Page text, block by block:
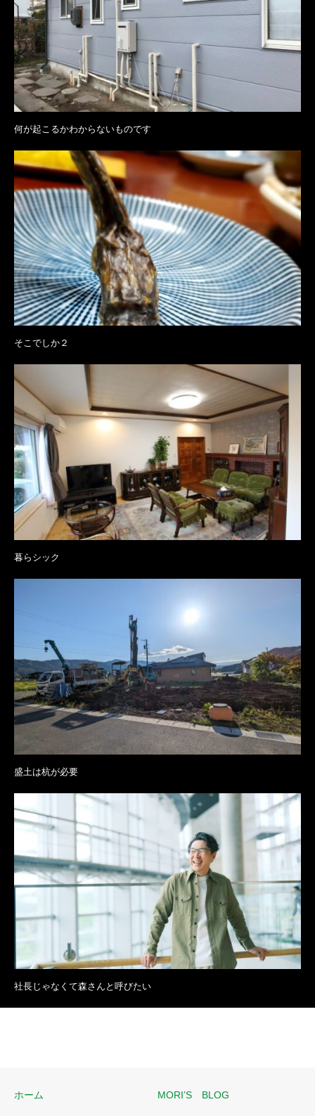
何が起こるかわからないものです
そこでしか２
暮らシック
盛土は杭が必要
社長じゃなくて森さんと呼びたい
ホーム MORI’S BLOG